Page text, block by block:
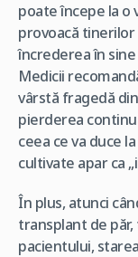
poate începe la o
provoacă tinerilor
încrederea în
Medicii
vârstă fragedă
pierderea
ceea ce va duce
cultivate apar ca
În plus, atunci
transplant de
pacientului,